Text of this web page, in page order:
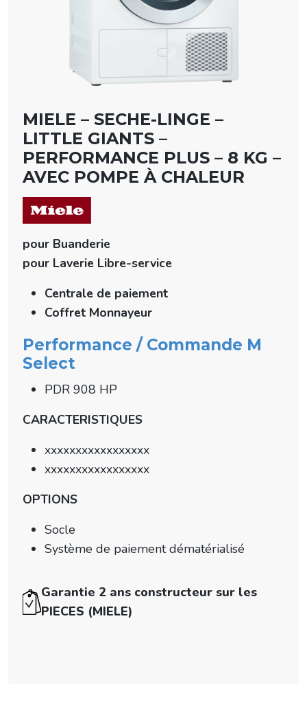
MIELE – SECHE-LINGE –
LITTLE GIANTS –
PERFORMANCE PLUS – 8 KG –
AVEC POMPE À CHALEUR
pour Buanderie
pour Laverie Libre-service
Centrale de paiement
Coffret Monnayeur
Performance / Commande M
Select
PDR 908 HP
CARACTERISTIQUES
xxxxxxxxxxxxxxxxx
xxxxxxxxxxxxxxxxx
OPTIONS
Socle
Système de paiement dématérialisé
Garantie 2 ans constructeur sur les
PIECES (MIELE)